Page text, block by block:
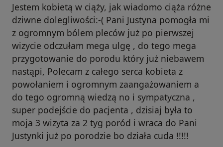
Jestem kobietą w ciąży, jak wiadomo ciąża różne
dziwne dolegliwości:-( Pani Justyna pomogła mi
z ogromnym bólem pleców już po pierwszej
wizycie odczułam mega ulgę , do tego mega
przygotowanie do porodu który już niebawem
nastąpi, Polecam z całego serca kobieta z
powołaniem i ogromnym zaangażowaniem a
do tego ogromną wiedzą no i sympatyczna ,
super podejście do pacjenta , dzisiaj była to
moja 3 wizyta za 2 tyg poród i wraca do Pani
Justynki już po porodzie bo działa cuda !!!!!